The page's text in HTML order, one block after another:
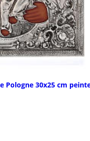
Pologne 30x25 cm